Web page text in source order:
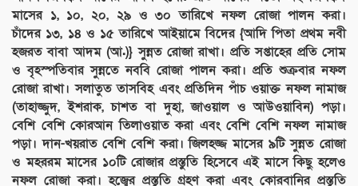
মাসের ১, ১০, ২০, ২৯ ও ৩০ তারিখে নফল রোজা পালন করা।
চাঁদের ১৩, ১৪ ও ১৫ তারিখে আইয়ামে বিদের {আদি পিতা প্রথম নবী
হজরত বাবা আদম (আ.)} সুন্নত রোজা রাখা। প্রতি সপ্তাহের প্রতি সোম
ও বৃহস্পতিবার সুন্নতে নববি রোজা পালন করা। প্রতি শুক্রবার নফল
রোজা রাখা। সলাতুত তাসবিহ এবং প্রতিদিন পাঁচ ওয়াক্ত নফল নামাজ
(তাহাজ্জুদ, ইশরাক, চাশত বা দুহা, জাওয়াল ও আউওয়াবিন) পড়া।
বেশি বেশি কোরআন তিলাওয়াত করা এবং বেশি বেশি নফল নামাজ
পড়া। দান-খয়রাত বেশি বেশি করা। জিলহজ্জ মাসের ৯টি সুন্নত রোজা
ও মহররম মাসের ১০টি রোজার প্রস্তুতি হিসেবে এই মাসে কিছু হলেও
নফল রোজা করা। হজ্বের প্রস্তুতি গ্রহণ করা এবং কোরবানির প্রস্তুতি